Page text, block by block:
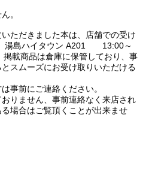
。
ただきました本は、店舗での受け
島ハイタウン A201 13:00～
載商品は倉庫に保管しており、事
スムーズにお受け取りいただける
事前にご連絡ください。
りません、事前連絡なく来店され
場合はご覧頂くことが出来ませ